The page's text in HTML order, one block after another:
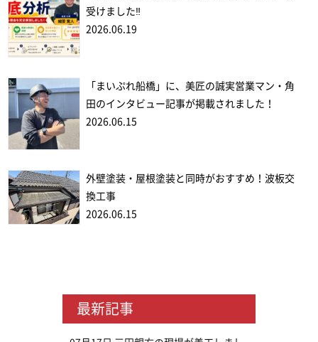
受けました‼
2026.06.19
「まいぷれ船橋」に、美匠の誠実営業マン・角
田のインタビュー記事が掲載されました！
2026.06.15
外壁塗装・屋根塗装と同時がおすすめ！波板交
換工事
2026.06.15
最新記事